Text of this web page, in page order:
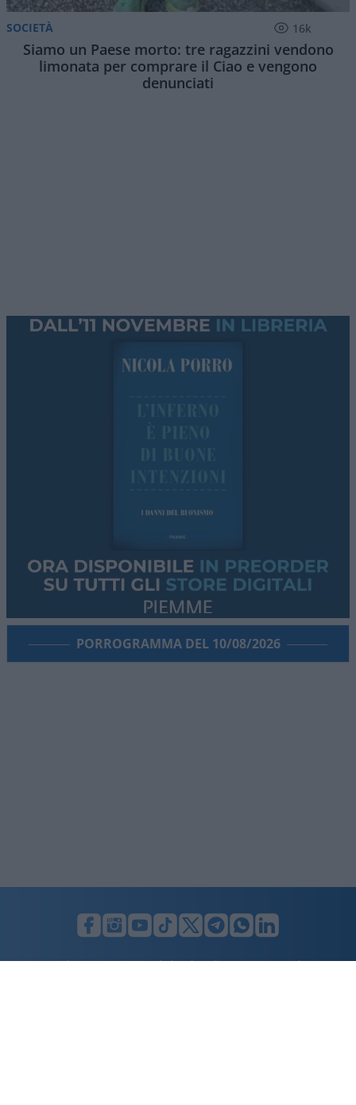
SOCIETÀ 16k
Siamo un Paese morto: tre ragazzini vendono
limonata per comprare il Ciao e vengono
denunciati
PORROGRAMMA DEL 10/08/2026
LUNIFIN S.r.l. a socio unico. Sede legale Milano, Largo F. Richini, 2/A,